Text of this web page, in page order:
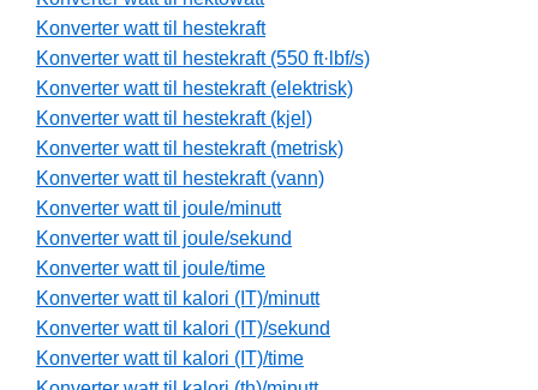
Konverter watt til hestekraft
Konverter watt til hestekraft (550 ft·lbf/s)
Konverter watt til hestekraft (elektrisk)
Konverter watt til hestekraft (kjel)
Konverter watt til hestekraft (metrisk)
Konverter watt til hestekraft (vann)
Konverter watt til joule/minutt
Konverter watt til joule/sekund
Konverter watt til joule/time
Konverter watt til kalori (IT)/minutt
Konverter watt til kalori (IT)/sekund
Konverter watt til kalori (IT)/time